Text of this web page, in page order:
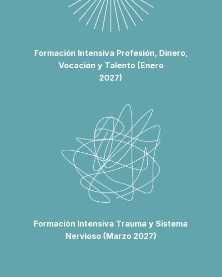
Formación Intensiva Profesión, Dinero,
Vocación y Talento (Enero
2027)
Formación Intensiva Trauma y Sistema
Nervioso (Marzo 2027)